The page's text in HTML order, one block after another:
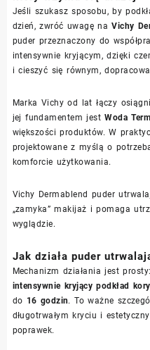
Jeśli szukasz sposobu, by
dzień, zwróć uwagę naVichy
puder przeznaczony do
intensywnie kryjącym, dzięki
i cieszyć się równym,
Marka Vichy od lat łączy
jej fundamentem jestWoda
większości produktów. W
projektowane z myślą o
komforcie użytkowania.
Vichy Dermablend puder
„zamyka” makijaż i pomaga
wyglądzie.
Jak działa puder
Mechanizm działania jest prosty:
intensywnie kryjący podkład
do 16 godzin. To ważne
długotrwałym kryciu i
poprawek.